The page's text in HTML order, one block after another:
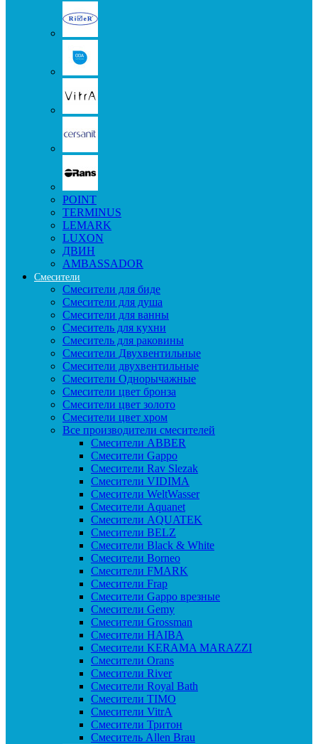
POINT
TERMINUS
LEMARK
LUXON
ДВИН
AMBASSADOR
Смесители
Смесители для биде
Смесители для душа
Смесители для ванны
Смеситель для кухни
Смеситель для раковины
Смесители Двухвентильные
Смесители двухвентильные
Смесители Однорычажные
Смесители цвет бронза
Смесители цвет золото
Смесители цвет хром
Все производители смесителей
Cмесители ABBER
Cмесители Gappo
Cмесители Rav Slezak
Cмесители VIDIMA
Cмесители WeltWasser
Смесители Aquanet
Смесители AQUATEK
Смесители BELZ
Смесители Black & White
Смесители Borneo
Смесители FMARK
Смесители Frap
Смесители Gappo врезные
Смесители Gemy
Смесители Grossman
Смесители HAIBA
Смесители KERAMA MARAZZI
Смесители Orans
Смесители River
Смесители Royal Bath
Смесители TIMO
Смесители VitrA
Смесители Тритон
Смеситель Allen Brau